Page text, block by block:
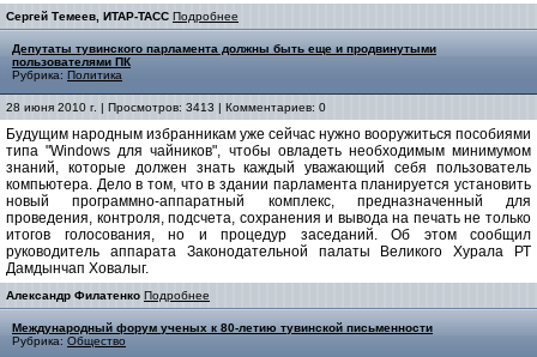
Сергей Темеев, ИТАР-ТАСС Подробнее
Депутаты тувинского парламента должны быть еще и продвинутыми
пользователями ПК
Рубрика: Политика
28 июня 2010 г. | Просмотров: 3413 | Комментариев: 0
Будущим народным избранникам уже сейчас нужно вооружиться пособиями
типа "Windows для чайников", чтобы овладеть необходимым минимумом
знаний, которые должен знать каждый уважающий себя пользователь
компьютера. Дело в том, что в здании парламента планируется установить
новый программно-аппаратный комплекс, предназначенный для
проведения, контроля, подсчета, сохранения и вывода на печать не только
итогов голосования, но и процедур заседаний. Об этом сообщил
руководитель аппарата Законодательной палаты Великого Хурала РТ
Дамдынчап Ховалыг.
Александр Филатенко Подробнее
Международный форум ученых к 80-летию тувинской письменности
Рубрика: Общество